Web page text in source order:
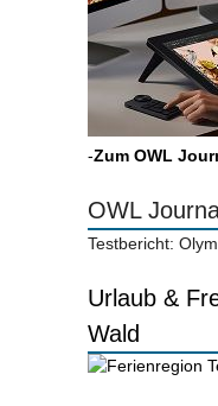
-Zum OWL
OWL
Testbericht:
Urlaub &
Wald